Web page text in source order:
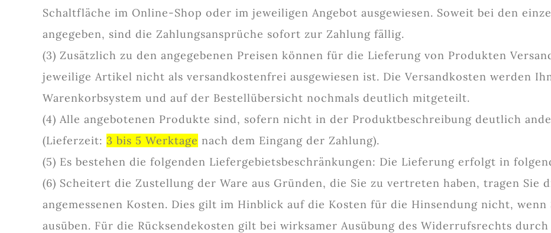
Schaltfläche im Online-Shop oder im jeweiligen Angebot ausgewiesen. Soweit bei den
angegeben, sind die Zahlungsansprüche sofort zur Zahlung fällig.
(3) Zusätzlich zu den angegebenen Preisen können für die Lieferung von Produkten
jeweilige Artikel nicht als versandkostenfrei ausgewiesen ist. Die Versandkosten werden
Warenkorbsystem und auf der Bestellübersicht nochmals deutlich mitgeteilt.
(4) Alle angebotenen Produkte sind, sofern nicht in der Produktbeschreibung deutlich
(Lieferzeit: 3 bis 5 Werktage nach dem Eingang der Zahlung).
(5) Es bestehen die folgenden Liefergebietsbeschränkungen: Die Lieferung erfolgt in
(6) Scheitert die Zustellung der Ware aus Gründen, die Sie zu vertreten haben, tragen Sie
angemessenen Kosten. Dies gilt im Hinblick auf die Kosten für die Hinsendung nicht,
ausüben. Für die Rücksendekosten gilt bei wirksamer Ausübung des Widerrufsrechts